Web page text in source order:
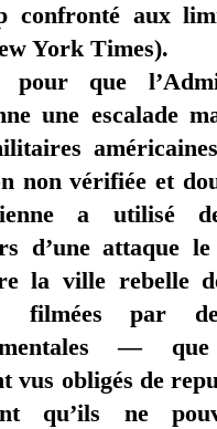
confronté aux
York Times).
que
une escalade
non vérifiée et
a utilisé
d’une attaque le
la ville rebelle
filmées par
—
vus obligés de
qu’ils ne